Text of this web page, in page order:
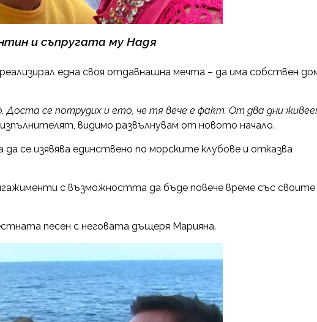
и съпругата му Надя
една своя отдавнашна мечта – да има собствен
се потрудих и ето, че тя вече е факт. От два дни
изпълнителят, видимо развълнувам от новото начало.
се изявява единствено по морските клубове и отказва
с възможността да бъде повече време със своите
песен с неговата дъщеря Марияна.